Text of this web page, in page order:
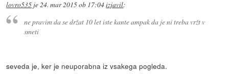
lovro535 je24. mar 2015 ob 17:04izjavil:
ne pravim da se držat 10 let iste kante ampak da je ni treba vržt v
smeti
seveda je, ker je neuporabna iz vsakega pogleda.